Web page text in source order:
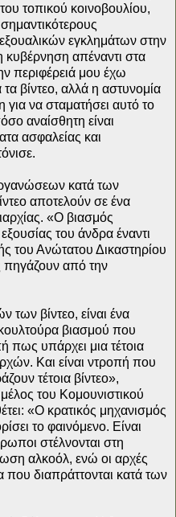
τοπικού κοινοβουλίου,
εγκλημάτων στην
κυβέρνηση απέναντι στα
περιφέρειά μου έχω
βίντεο, αλλά η αστυνομία
για να σταματήσει αυτό το
αναίσθητη είναι
ασφαλείας και
κατά των
αποτελούν σε ένα
«Ο βιασμός
του άνδρα έναντι
του Ανώτατου Δικαστηρίου
πηγάζουν από την
βίντεο, είναι ένα
βιασμού που
πως υπάρχει μια τέτοια
Και είναι ντροπή που
τέτοια βίντεο»,
του Κομουνιστικού
«Ο κρατικός μηχανισμός
το φαινόμενο. Είναι
στέλνονται στη
αλκοόλ, ενώ οι αρχές
που διαπράττονται κατά των